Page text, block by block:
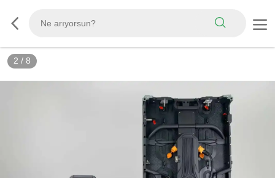
3 / 8